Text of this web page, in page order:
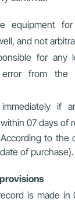
equipment
and not
for any
error from
if
07 days of
to the
of purchase).
is made in